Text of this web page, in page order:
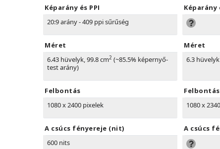
Képarány és PPI
20:9 arány - 409 ppi sűrűség
Méret
6.43 hüvelyk, 99.8 cm2 (~85.5% képernyő-
test arány)
Felbontás
1080 x 2400 pixelek
A csúcs fényereje (nit)
600 nits
Képarány
Méret
6.3
Felbontás
1080 x
A csúcs